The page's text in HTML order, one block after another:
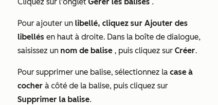
Cliquez sur l’onglet Gérer les balises .
Pour ajouter un libellé, cliquez sur Ajouter des
libellés en haut à droite. Dans la boîte de dialogue,
saisissez un nom de balise , puis cliquez sur Créer.
Pour supprimer une balise, sélectionnez la case à
cocher à côté de la balise, puis cliquez sur
Supprimer la balise.